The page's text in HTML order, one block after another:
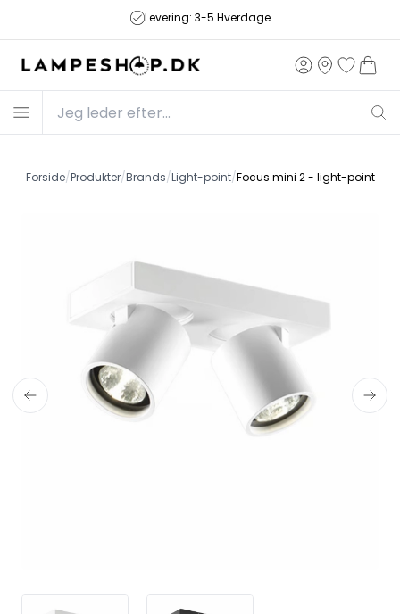
Levering: 3-5 Hverdage
Forside/Produkter/Brands/Light-point/Focus mini 2 - light-point